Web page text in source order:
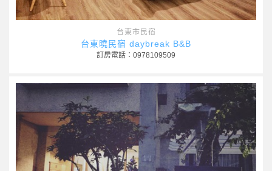
台東市民宿
台東曉民宿 daybreak B&B
訂房電話：0978109509